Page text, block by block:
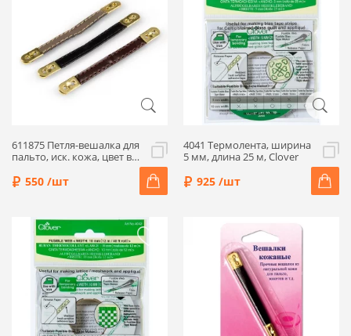
611875 Петля-вешалка для
пальто, иск. кожа, цвет в
550 /шт
4041 Термолента, ширина
5 мм, длина 25 м, Clover
925 /шт